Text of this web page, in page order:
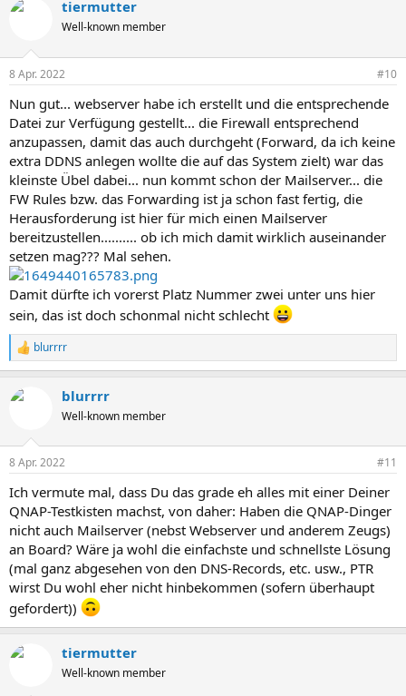
k
e
:
tiermutter
Well-known member
8 Apr. 2022 #10
Nun gut... webserver habe ich erstellt und die entsprechende
Datei zur Verfügung gestellt... die Firewall entsprechend
anzupassen, damit das auch durchgeht (Forward, da ich keine
extra DDNS anlegen wollte die auf das System zielt) war das
kleinste Übel dabei... nun kommt schon der Mailserver... die
FW Rules bzw. das Forwarding ist ja schon fast fertig, die
Herausforderung ist hier für mich einen Mailserver
bereitzustellen.......... ob ich mich damit wirklich auseinander
setzen mag??? Mal sehen.
Damit dürfte ich vorerst Platz Nummer zwei unter uns hier
sein, das ist doch schonmal nicht schlecht
R
e
k
e
:
blurrrr
blurrrr
Well-known member
8 Apr. 2022 #11
Ich vermute mal, dass Du das grade eh alles mit einer Deiner
QNAP-Testkisten machst, von daher: Haben die QNAP-Dinger
nicht auch Mailserver (nebst Webserver und anderem Zeugs)
an Board? Wäre ja wohl die einfachste und schnellste Lösung
(mal ganz abgesehen von den DNS-Records, etc. usw., PTR
wirst Du wohl eher nicht hinbekommen (sofern überhaupt
gefordert))
tiermutter
Well-known member